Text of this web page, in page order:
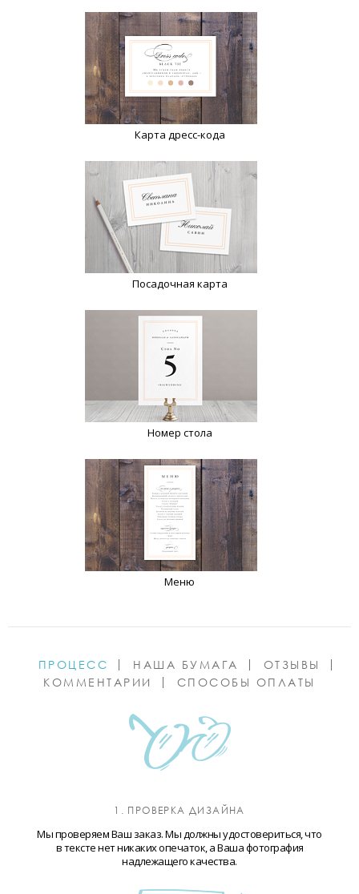
Карта дресс-кода
Посадочная карта
Номер стола
Меню
ПРОЦЕСС НАША БУМАГА
ОТЗЫВЫ
КОММЕНТАРИИ
СПОСОБЫ ОПЛАТЫ
1. ПРОВЕРКА ДИЗАЙНА
Мы проверяем Ваш заказ. Мы должны удостовериться, что
в тексте нет никаких опечаток, а Ваша фотография
надлежащего качества.